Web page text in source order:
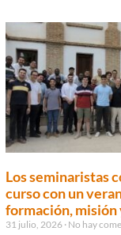
Los seminaristas
curso con un
formación,
31 julio, 2026 No hay